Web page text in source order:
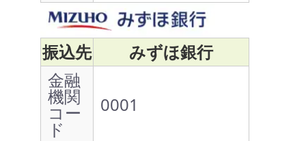
振込先
みずほ銀行
金融
機関
コー
ド
0001